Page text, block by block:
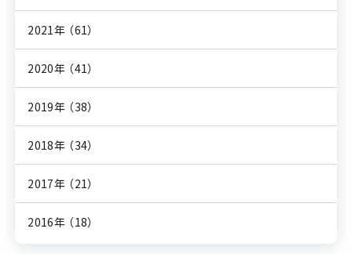
2021年 （61）
2020年 （41）
2019年 （38）
2018年 （34）
2017年 （21）
2016年 （18）